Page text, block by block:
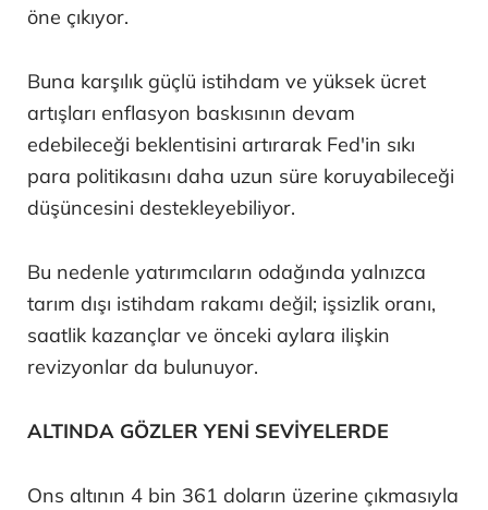
öne çıkıyor.
Buna karşılık güçlü istihdam ve yüksek ücret
artışları enflasyon baskısının devam
edebileceği beklentisini artırarak Fed'in sıkı
para politikasını daha uzun süre koruyabileceği
düşüncesini destekleyebiliyor.
Bu nedenle yatırımcıların odağında yalnızca
tarım dışı istihdam rakamı değil; işsizlik oranı,
saatlik kazançlar ve önceki aylara ilişkin
revizyonlar da bulunuyor.
ALTINDA GÖZLER YENİ SEVİYELERDE
Ons altının 4 bin 361 doların üzerine çıkmasıyla